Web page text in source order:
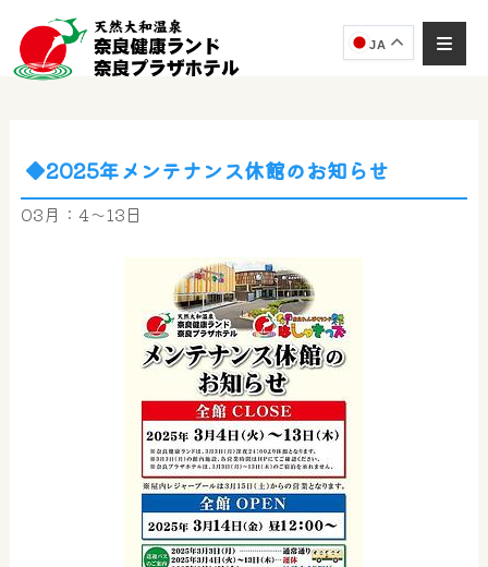
JA
◆2025年メンテナンス休館のお知らせ
03月：4～13日AIコンシェルジュ
オンライン
奈良健康ランド AIコンシェルジュです。
ご質問をお伺いします。